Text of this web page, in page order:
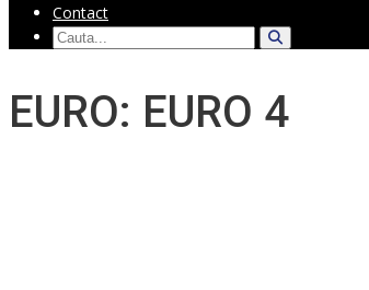
Contact
EURO: EURO 4